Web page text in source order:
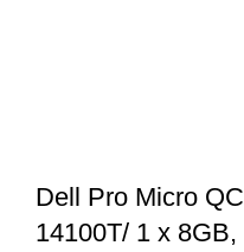
Dell Pro Micro
14100T/ 1 x